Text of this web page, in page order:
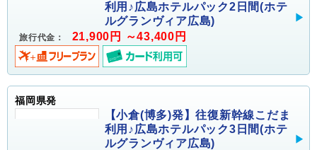
利用♪広島ホテルパック2日間(ホテ
ルグランヴィア広島)
旅行代金： 21,900円 ～43,400円
福岡県発
【小倉(博多)発】往復新幹線こだま
利用♪広島ホテルパック3日間(ホテ
ルグランヴィア広島)